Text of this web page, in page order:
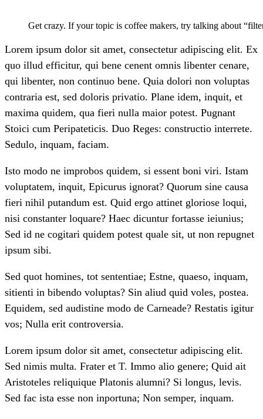
Get crazy. If your topic is coffee makers, try talking about
Lorem ipsum dolor sit amet, consectetur adipiscing elit. Ex
quo illud efficitur, qui bene cenent omnis libenter cenare,
qui libenter, non continuo bene. Quia dolori non voluptas
contraria est, sed doloris privatio. Plane idem, inquit, et
maxima quidem, qua fieri nulla maior potest. Pugnant
Stoici cum Peripateticis. Duo Reges: constructio interrete.
Sedulo, inquam, faciam.
Isto modo ne improbos quidem, si essent boni viri. Istam
voluptatem, inquit, Epicurus ignorat? Quorum sine causa
fieri nihil putandum est. Quid ergo attinet gloriose loqui,
nisi constanter loquare? Haec dicuntur fortasse ieiunius;
Sed id ne cogitari quidem potest quale sit, ut non repugnet
ipsum sibi.
Sed quot homines, tot sententiae; Estne, quaeso, inquam,
sitienti in bibendo voluptas? Sin aliud quid voles, postea.
Equidem, sed audistine modo de Carneade? Restatis igitur
vos; Nulla erit controversia.
Lorem ipsum dolor sit amet, consectetur adipiscing elit.
Sed nimis multa. Frater et T. Immo alio genere; Quid ait
Aristoteles reliquique Platonis alumni? Si longus, levis.
Sed fac ista esse non inportuna; Non semper, inquam.